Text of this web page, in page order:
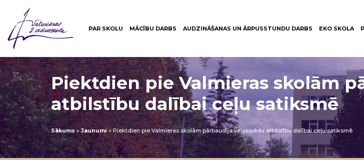
PAR SKOLU MĀCĪBU DARBS AUDZINĀŠANAS UN ĀRPUSSTUNDU DARBS EKO SKOLA
Piektdien pie Valmieras skolām
atbilstību dalībai ceļu satiksmē
Sākums»Jaunumi»Piektdien pie Valmieras skolām pārbaudīja velosipēdu atbilstību dalībai ceļu satiksmē